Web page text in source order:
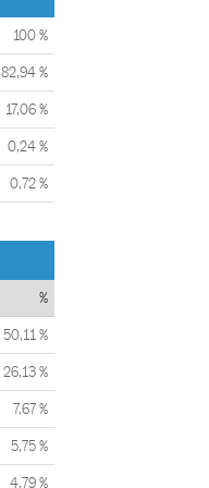
100 %
82,94 %
17,06 %
0,24 %
0,72 %
%
50,11 %
26,13 %
7,67 %
5,75 %
4,79 %